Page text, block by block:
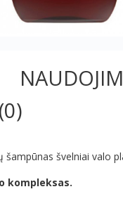
(0)
švelniai valo
kompleksas.